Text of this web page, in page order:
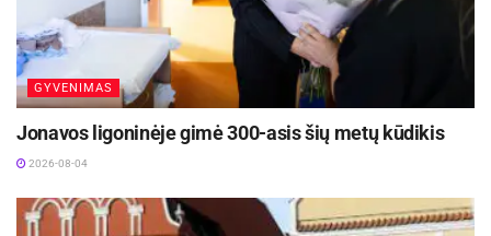
GYVENIMAS
Jonavos ligoninėje gimė 300-asis šių metų kūdikis
2026-08-04